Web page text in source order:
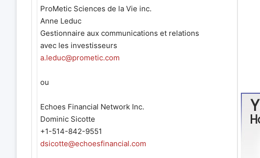
ProMetic Sciences de la Vie inc.
Anne Leduc
Gestionnaire aux communications et relations
avec les investisseurs
a.leduc@prometic.com
ou
Echoes Financial Network Inc.
Dominic Sicotte
+1-514-842-9551
dsicotte@echoesfinancial.com